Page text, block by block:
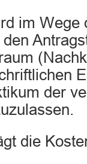
im Wege
der
die